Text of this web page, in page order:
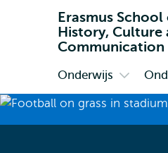
Erasmus School
History, Culture
Communication
Primair
Onderwijs
submenu